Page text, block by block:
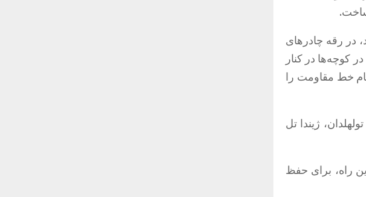
.
در رقه چادرهای
کوچه‌ها در کنار
نام خط مقاومت را
ژیندا تل
راه، برای حفظ